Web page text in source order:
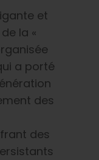
et
la «
a porté
des
des